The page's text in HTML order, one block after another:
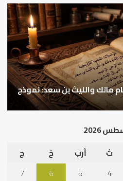
مالك والليث بن سعد: نموذج
2026
ث أرب خ
ج
4
5
6
7